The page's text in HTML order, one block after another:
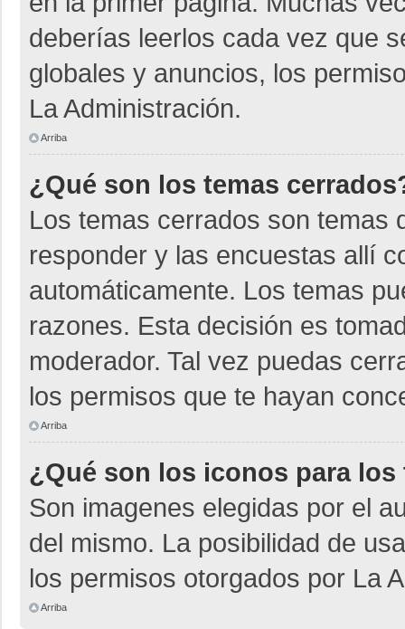
deberías leerlos cada vez que
globales y anuncios, los
La Administración.
Arriba
¿Qué son los temas
Los temas cerrados son temas
responder y las encuestas allí
automáticamente. Los temas
razones. Esta decisión es
moderador. Tal vez puedas
los permisos que te hayan
Arriba
¿Qué son los iconos para los
Son imagenes elegidas por el
del mismo. La posibilidad de
los permisos otorgados por La
Arriba